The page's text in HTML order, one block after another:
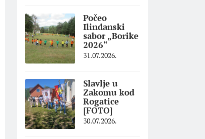
Počeo
Ilindanski
sabor „Borike
2026“
31.07.2026.
Slavlje u
Zakomu kod
Rogatice
[FOTO]
30.07.2026.